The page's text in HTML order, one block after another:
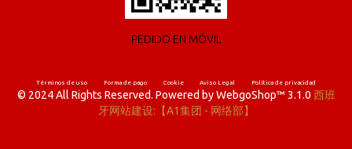
PEDIDO EN MÓVIL
Términos de uso Forma de pago Cookie Aviso Legal Política de privacidad
© 2024 All Rights Reserved. Powered by WebgoShop™ 3.1.0 西班
牙网站建设:【A1集团 - 网络部】